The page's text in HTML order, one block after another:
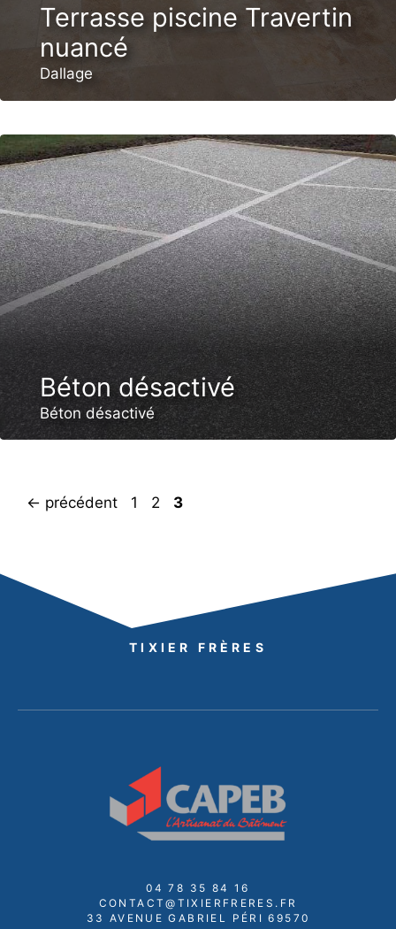
Terrasse piscine Travertin
nuancé
Dallage
Béton désactivé
Béton désactivé
← précédent Page
1 Page
2 Page
3
TIXIER FRÈRES
04 78 35 84 16
CONTACT@TIXIERFRERES.FR
33 AVENUE GABRIEL PÉRI 69570